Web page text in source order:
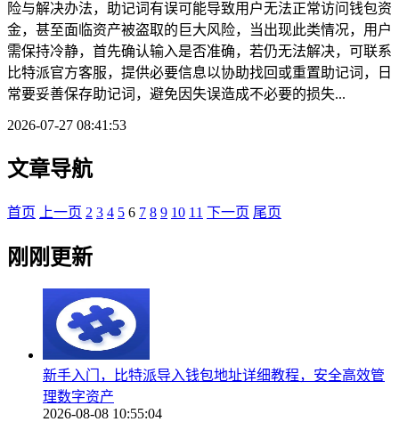
险与解决办法，助记词有误可能导致用户无法正常访问钱包资
金，甚至面临资产被盗取的巨大风险，当出现此类情况，用户
需保持冷静，首先确认输入是否准确，若仍无法解决，可联系
比特派官方客服，提供必要信息以协助找回或重置助记词，日
常要妥善保存助记词，避免因失误造成不必要的损失...
2026-07-27 08:41:53
文章导航
首页 上一页 2 3 4 5 6 7 8 9 10 11 下一页 尾页
刚刚更新
新手入门，比特派导入钱包地址详细教程，安全高效管
理数字资产
2026-08-08 10:55:04